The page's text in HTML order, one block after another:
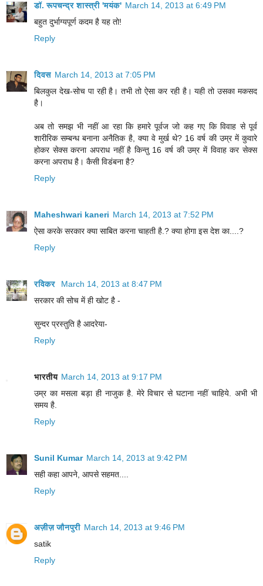
डॉ. रूपचन्द्र शास्त्री 'मयंक' March 14, 2013 at 6:49 PM
बहुत दुर्भाग्यपूर्ण कदम है यह तो!
Reply
दिवस March 14, 2013 at 7:05 PM
बिलकुल देख-सोच पा रही है। तभी तो ऐसा कर रही है। यही तो उसका मकसद
है।
अब तो समझ भी नहीं आ रहा कि हमारे पूर्वज जो कह गए कि विवाह से पूर्व
शारीरिक सम्बन्ध बनाना अनैतिक है, क्या वे मुर्ख थे? 16 वर्ष की उम्र में कुवारे
होकर सेक्स करना अपराध नहीं है किन्तु 16 वर्ष की उम्र में विवाह कर सेक्स
करना अपराध है। कैसी विडंबना है?
Reply
Maheshwari kaneri March 14, 2013 at 7:52 PM
ऐसा करके सरकार क्या साबित करना चाहती है.? क्या होगा इस देश का....?
Reply
रविकर
March 14, 2013 at 8:47 PM
सरकार की सोच में ही खोट है -
सुन्दर प्रस्तुति है आदरेया-
Reply
भारतीय March 14, 2013 at 9:17 PM
उम्र का मसला बड़ा ही नाजुक है. मेरे विचार से घटाना नहीं चाहिये. अभी भी
समय है.
Reply
Sunil Kumar March 14, 2013 at 9:42 PM
सही कहा आपने, आपसे सहमत....
Reply
अज़ीज़ जौनपुरी March 14, 2013 at 9:46 PM
satik
Reply